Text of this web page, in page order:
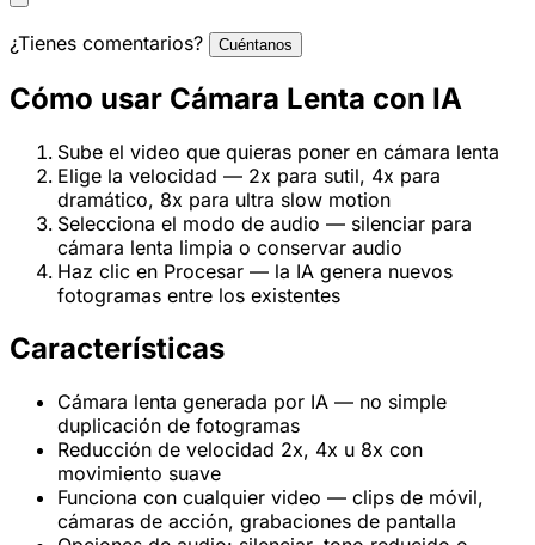
¿Tienes comentarios? Cuéntanos
Cómo usar Cámara Lenta con IA
Sube el video que quieras poner en cámara lenta
Elige la velocidad — 2x para sutil, 4x para
dramático, 8x para ultra slow motion
Selecciona el modo de audio — silenciar para
cámara lenta limpia o conservar audio
Haz clic en Procesar — la IA genera nuevos
fotogramas entre los existentes
Características
Cámara lenta generada por IA — no simple
duplicación de fotogramas
Reducción de velocidad 2x, 4x u 8x con
movimiento suave
Funciona con cualquier video — clips de móvil,
cámaras de acción, grabaciones de pantalla